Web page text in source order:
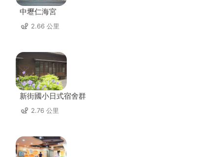
中壢仁海宮
2.66 公里
新街國小日式宿舍群
2.76 公里